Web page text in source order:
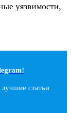
уязвимости,
статьи